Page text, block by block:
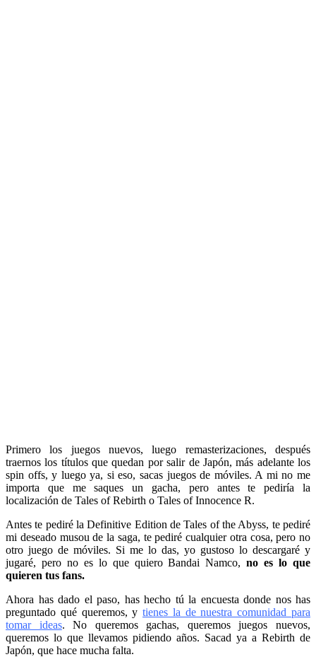
Primero los juegos nuevos, luego remasterizaciones, después
traernos los títulos que quedan por salir de Japón, más adelante los
spin offs, y luego ya, si eso, sacas juegos de móviles. A mi no me
importa que me saques un gacha, pero antes te pediría la
localización de Tales of Rebirth o Tales of Innocence R.
Antes te pediré la Definitive Edition de Tales of the Abyss, te pediré
mi deseado musou de la saga, te pediré cualquier otra cosa, pero no
otro juego de móviles. Si me lo das, yo gustoso lo descargaré y
jugaré, pero no es lo que quiero Bandai Namco, no es lo que
quieren tus fans.
Ahora has dado el paso, has hecho tú la encuesta donde nos has
preguntado qué queremos, ytienes la de nuestra comunidad para
tomar ideas. No queremos gachas, queremos juegos nuevos,
queremos lo que llevamos pidiendo años. Sacad ya a Rebirth de
Japón, que hace mucha falta.